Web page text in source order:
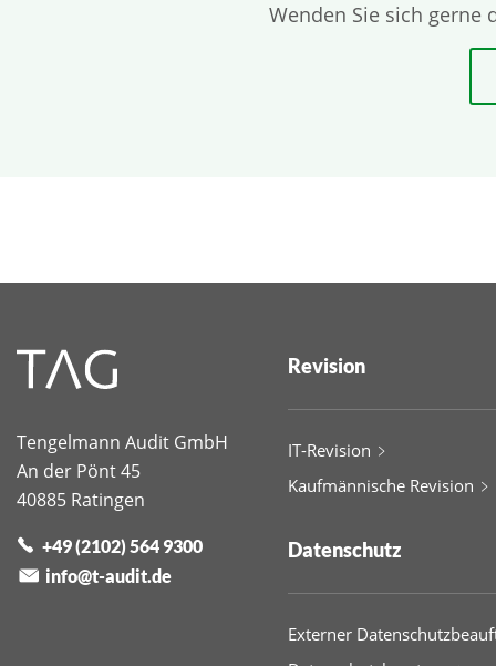
Wenden Sie sich
Tengelmann Audit GmbH
An der Pönt 45
40885 Ratingen
Telefon
+49 (2102) 564 9300
info@t-audit.de
Revision
IT-Revision
Kaufmännische Revision
Datenschutz
Externer